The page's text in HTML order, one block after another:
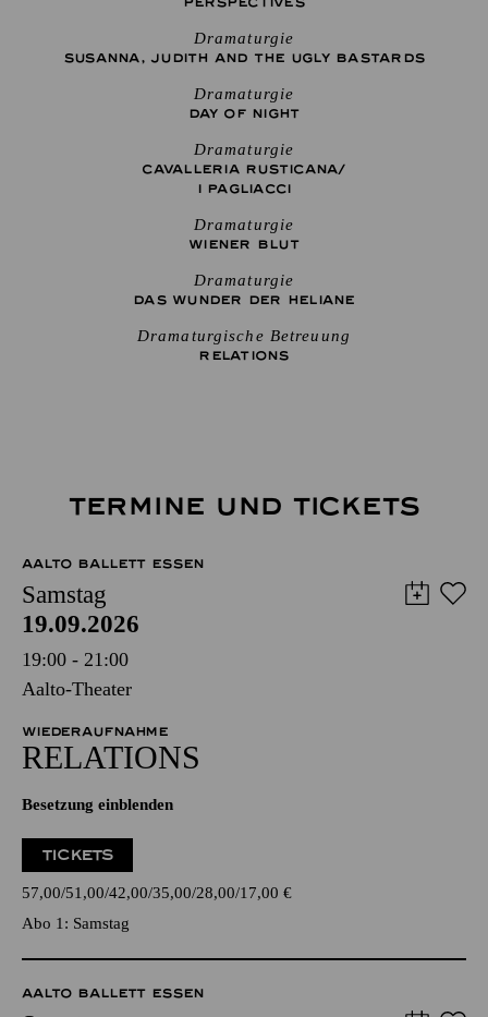
Dramaturgie
SUSANNA, JUDITH AND THE UGLY BASTARDS
Dramaturgie
DAY OF NIGHT
Dramaturgie
CAVALLERIA RUSTICANA/
I PAGLIACCI
Dramaturgie
WIENER BLUT
Dramaturgie
DAS WUNDER DER HELIANE
Dramaturgische Betreuung
RELATIONS
TERMINE UND TICKETS
AALTO BALLETT ESSEN
Samstag
19.09.2026
19:00 - 21:00
Aalto-Theater
WIEDERAUFNAHME
RELATIONS
Besetzung einblenden
TICKETS
57,00 51,00 42,00 35,00 28,00 17,00 €
Abo 1: Samstag
AALTO BALLETT ESSEN